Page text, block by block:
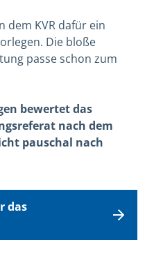
dem KVR dafür ein
Die bloße
passe schon zum
bewertet das
nach dem
pauschal nach
das